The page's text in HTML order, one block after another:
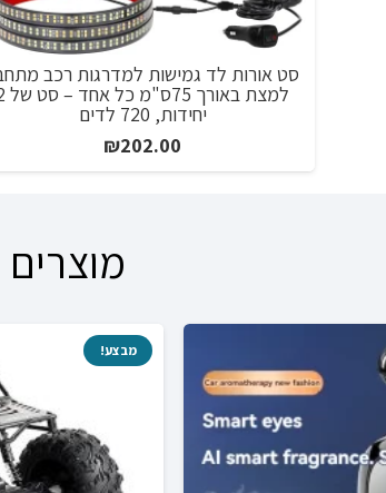
עם סט אורות לד גמישות למדרגות רכב
למצת באורך
יחידות, 720 לדים
₪202.00
מבצע!